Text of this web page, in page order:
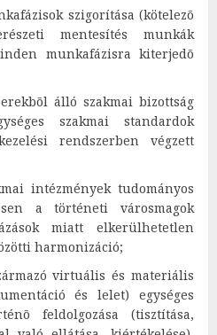
szigorítása (kötelezõ
mentesítés munkák
munkafázisra kiterjedõ
álló szakmai bizottság
szakmai standardok
rendszerben végzett
tudományos
a történeti városmagok
miatt elkerülhetetlen
harmonizáció;
virtuális és materiális
és lelet) egységes
feldolgozása (tisztítása,